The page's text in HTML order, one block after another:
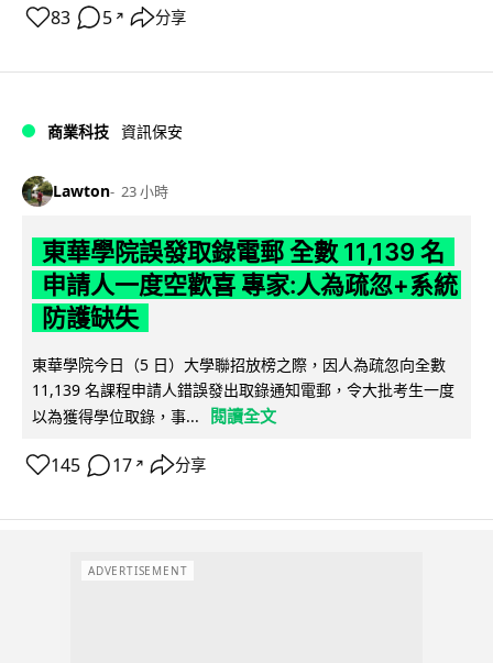
83 5 ↗ 分享
商業科技 資訊保安
Lawton 23 小時
東華學院誤發取錄電郵 全數 11,139 名
申請人一度空歡喜 專家:人為疏忽+系統
防護缺失
東華學院今日（5 日）大學聯招放榜之際，因人為疏忽向全數
11,139 名課程申請人錯誤發出取錄通知電郵，令大批考生一度
以為獲得學位取錄，事...
閱讀全文
145 17 ↗ 分享
ADVERTISEMENT